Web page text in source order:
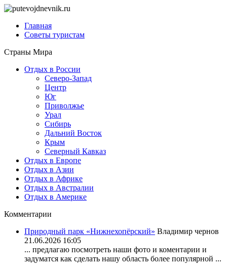
Главная
Советы туристам
Страны Мира
Отдых в России
Северо-Запад
Центр
Юг
Приволжье
Урал
Сибирь
Дальний Восток
Крым
Северный Кавказ
Отдых в Европе
Отдых в Азии
Отдых в Африке
Отдых в Австралии
Отдых в Америке
Комментарии
Природный парк «Нижнехопёрский» Владимир чернов
21.06.2026 16:05
... предлагаю посмотреть наши фото и коментарии и
задуматся как сделать нашу область более популярной ...